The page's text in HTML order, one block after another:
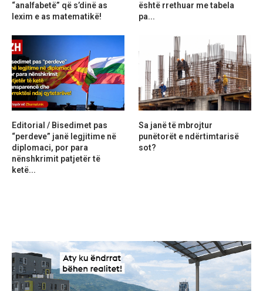
“analfabetë” që s’dinë as
lexim e as matematikë!
është rrethuar me tabela
pa...
Editorial / Bisedimet pas
“perdeve” janë legjitime në
diplomaci, por para
nënshkrimit patjetër të
ketë...
Sa janë të mbrojtur
punëtorët e ndërtimtarisë
sot?